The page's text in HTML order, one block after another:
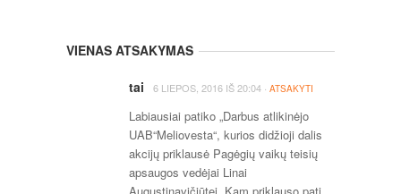
VIENAS ATSAKYMAS
tai 6 LIEPOS, 2016 IŠ 20:04 · ATSAKYTI
Labiausiai patiko „Darbus atlikinėjo
UAB“Meliovesta“, kurios didžioji dalis
akcijų priklausė Pagėgių vaikų teisių
apsaugos vedėjai Linai